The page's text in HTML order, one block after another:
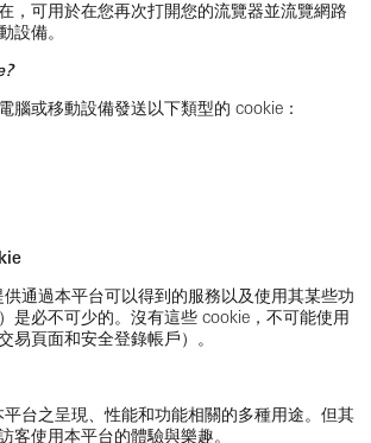
，可用於在您再次打開您的流覽器並流覽網路
設備。
腦或移動設備發送以下類型的 cookie：
通過本平台可以得到的服務以及使用其某些功
是必不可少的。沒有這些 cookie，不可能使用
易頁面和安全登錄帳戶）。
台之呈現、性能和功能相關的多種用途。但其
客使用本平台的體驗與樂趣。